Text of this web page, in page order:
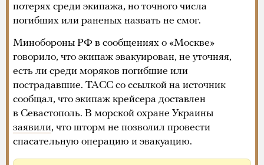
потерях среди экипажа, но точного числа
погибших или раненых назвать не смог.
Минобороны РФ в сообщениях о «Москве»
говорило, что экипаж эвакуирован, не уточняя,
есть ли среди моряков погибшие или
пострадавшие. ТАСС со ссылкой на источник
сообщал, что экипаж крейсера доставлен
в Севастополь. В морской охране Украины
заявили, что шторм не позволил провести
спасательную операцию и эвакуацию.